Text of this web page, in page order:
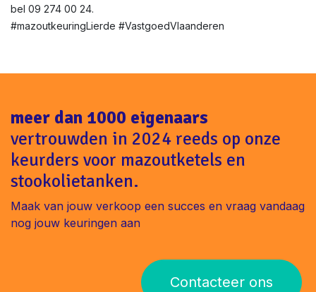
bel 09 274 00 24.
#mazoutkeuringLierde #VastgoedVlaanderen
meer dan 1000 eigenaars
vertrouwden in 2024 reeds op onze
keurders voor mazoutketels en
stookolietanken.
Maak van jouw verkoop een succes en vraag vandaag
nog jouw keuringen aan
Contacteer ons